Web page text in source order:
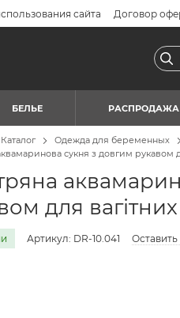
сайта Договор
БЕЛЬЕ РАСПРОДАЖА
Каталог Одежда для беременных
сукня з довгим рукавом
для
Артикул: DR-10.041 Оставить